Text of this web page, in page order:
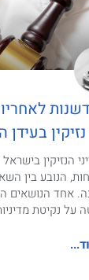
בעידן
הנזיקין
הנובע בין
אחד הנושאים
על נקיטת